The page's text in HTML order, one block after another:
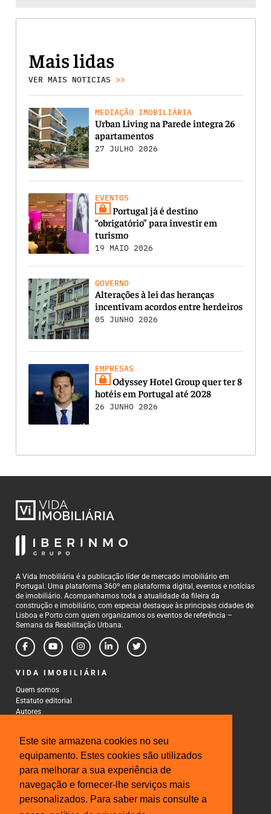
Este site armazena cookies no seu
equipamento. Estes cookies são utilizados
para melhorar a sua experiência de
navegação e fornecer-lhe serviços mais
personalizados. Para saber mais consulte a
Mais lidas
VER MAIS NOTICIAS >>
MEDIAÇÃO IMOBILIÁRIA
Urban Living na Parede integra 26
apartamentos
27 JULHO 2026
EVENTOS
Portugal já é destino
“obrigatório” para investir em
turismo
19 MAIO 2026
GOVERNO
Alterações à lei das heranças
incentivam acordos entre herdeiros
05 JUNHO 2026
EMPRESAS
Odyssey Hotel Group quer ter 8
hotéis em Portugal até 2028
26 JUNHO 2026
A Vida Imobiliária é a publicação líder de mercado imobiliário em
Portugal. Uma plataforma 360º em plataforma digital, eventos e notícias
de imobiliário. Acompanhamos toda a atualidade da fileira da
construção e imobiliário, com especial destaque às principais cidades de
Lisboa e Porto com quem organizamos os eventos de referência –
Semana da Reabilitação Urbana.
VIDA IMOBILIÁRIA
Quem somos
Estatuto editorial
Autores
CONTACTOS
Rua Gonçalo Cristovão, 185 - 6º
4000-269 Porto
Tel: 222 085 009
Fax: 222 085 010